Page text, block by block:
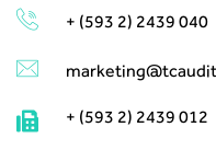
+ (593 2) 2439 040
+ (593 2) 2439 012